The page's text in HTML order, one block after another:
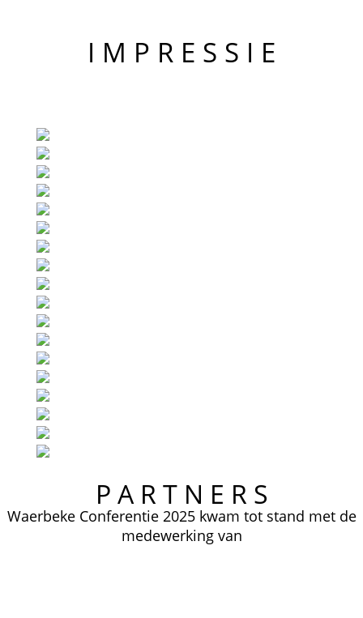
I M P R E S S I E
P A R T N E R S
Waerbeke Conferentie 2025 kwam tot stand met de
medewerking van